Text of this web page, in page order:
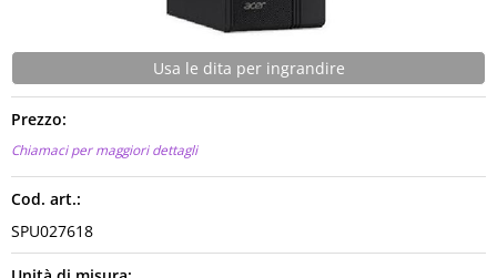
Usa le dita per ingrandire
Prezzo:
Chiamaci per maggiori dettagli
Cod. art.:
SPU027618